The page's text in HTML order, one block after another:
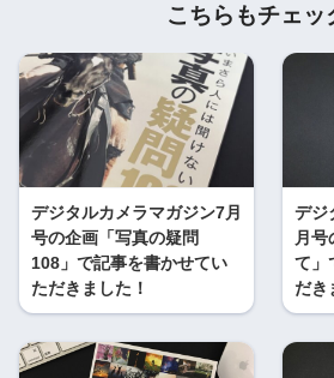
こちらもチェッ
デジタルカメラマガジン7月
号の企画「写真の疑問
108」で記事を書かせてい
ただきました！
デジ
月
て」
だき